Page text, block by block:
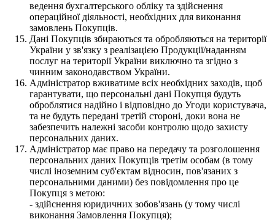
ведення бухгалтерського обліку та здійснення
операційної діяльності, необхідних для виконання
замовлень Покупців.
Дані Покупців збираються та обробляються на території
України у зв'язку з реалізацією Продукції/наданням
послуг на території України виключно та згідно з
чинним законодавством України.
Адміністратор вживатиме всіх необхідних заходів, щоб
гарантувати, що персональні дані Покупця будуть
оброблятися надійно і відповідно до Угоди користувача,
та не будуть передані третій стороні, доки вона не
забезпечить належні засоби контролю щодо захисту
персональних даних.
Адміністратор має право на передачу та розголошення
персональних даних Покупців третім особам (в тому
числі іноземним суб'єктам відносин, пов'язаних з
персональними даними) без повідомлення про це
Покупця з метою:
- здійснення юридичних зобов'язань (у тому числі
виконання Замовлення Покупця);